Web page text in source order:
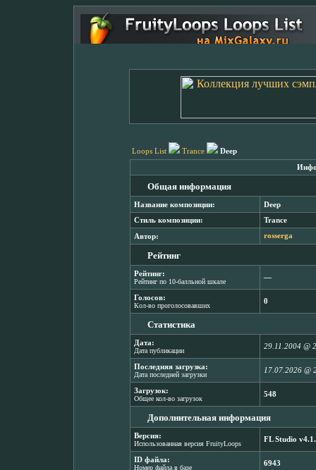
Loops List Trance Deep
Общая информация
Название композиции: Deep
Стиль композиции: Trance
Автор: rosserga
Рейтинг
Рейтинг:
Рейтинг по 10-балльной шкале
―
Голосов:
Кол-во проголосовавших
0
Статистика
Дата:
Дата публикации
29.11.2004 @
Последняя загрузка:
Дата последней загрузки
17.07.2026 @
Загрузок:
Общее кол-во загрузок
548
Дополнительная информация
Версия:
Использованная версия FruityLoops
FL Studio
ID файла:
Номер файла в базе
6943